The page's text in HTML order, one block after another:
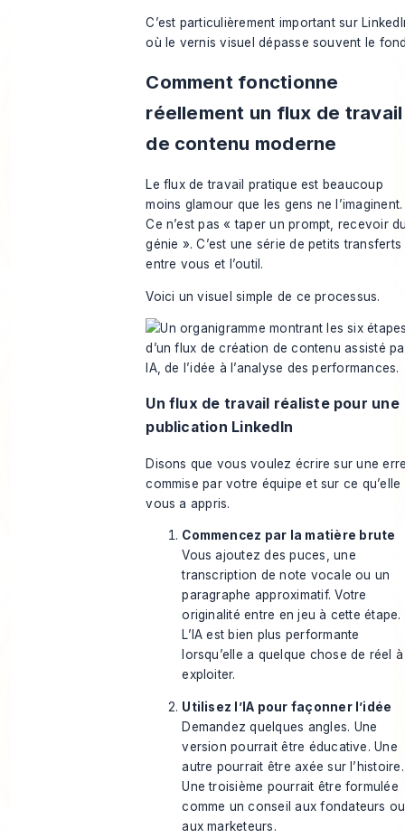
C’est particulièrement important sur
où le vernis visuel dépasse souvent le
Comment fonctionne
réellement un flux de travail
de contenu moderne
Le flux de travail pratique est beaucoup
moins glamour que les gens ne l’imaginent.
Ce n’est pas « taper un prompt, recevoir
génie ». C’est une série de petits transferts
entre vous et l’outil.
Voici un visuel simple de ce processus.
Un flux de travail réaliste pour une
publication LinkedIn
Disons que vous voulez écrire sur une
commise par votre équipe et sur ce qu’elle
vous a appris.
Commencez par la matière brute
Vous ajoutez des puces, une
transcription de note vocale ou un
paragraphe approximatif. Votre
originalité entre en jeu à cette étape.
L’IA est bien plus performante
lorsqu’elle a quelque chose de réel à
exploiter.
Utilisez l’IA pour façonner l’idée
Demandez quelques angles. Une
version pourrait être éducative. Une
autre pourrait être axée sur l’histoire.
Une troisième pourrait être formulée
comme un conseil aux fondateurs ou
aux marketeurs.